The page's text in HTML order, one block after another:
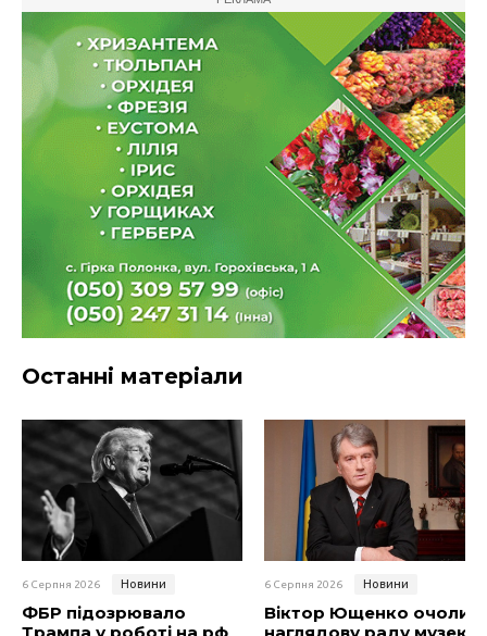
Останні матеріали
6 Серпня 2026 Новини
ФБР підозрювало
6 Серпня 2026 Новини
Віктор Ющенко очолив